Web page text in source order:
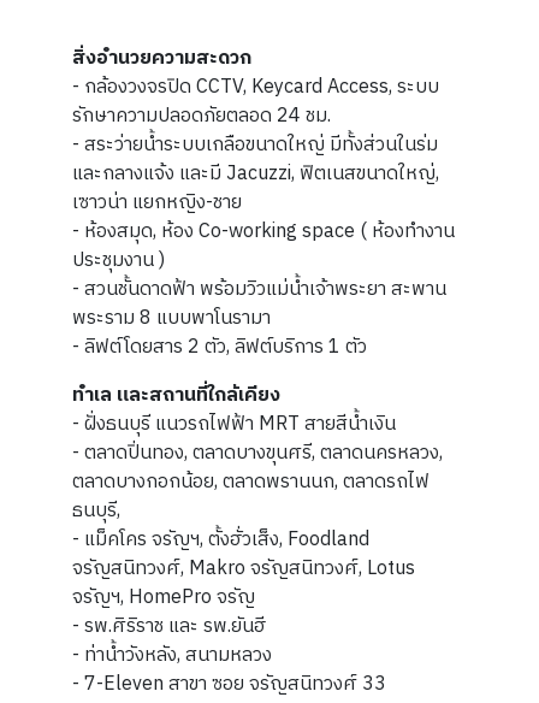
สิ่งอำนวยความสะดวก
- กล้องวงจรปิด CCTV, Keycard Access, ระบบ
รักษาความปลอดภัยตลอด 24 ชม.
- สระว่ายน้ำระบบเกลือขนาดใหญ่ มีทั้งส่วนในร่ม
และกลางแจ้ง และมี Jacuzzi, ฟิตเนสขนาดใหญ่,
เซาวน่า แยกหญิง-ชาย
- ห้องสมุด, ห้อง Co-working space ( ห้องทำงาน
ประชุมงาน )
- สวนชั้นดาดฟ้า พร้อมวิวแม่น้ำเจ้าพระยา สะพาน
พระราม 8 แบบพาโนรามา
- ลิฟต์โดยสาร 2 ตัว, ลิฟต์บริการ 1 ตัว
ทำเล และสถานที่ใกล้เคียง
- ฝั่งธนบุรี แนวรถไฟฟ้า MRT สายสีน้ำเงิน
- ตลาดปิ่นทอง, ตลาดบางขุนศรี, ตลาดนครหลวง,
ตลาดบางกอกน้อย, ตลาดพรานนก, ตลาดรถไฟ
ธนบุรี,
- แม็คโคร จรัญฯ, ตั้งฮั่วเส็ง, Foodland
จรัญสนิทวงศ์, Makro จรัญสนิทวงศ์, Lotus
จรัญฯ, HomePro จรัญ
- รพ.ศิริราช และ รพ.ยันฮี
- ท่าน้ำวังหลัง, สนามหลวง
- 7-Eleven สาขา ซอย จรัญสนิทวงศ์ 33